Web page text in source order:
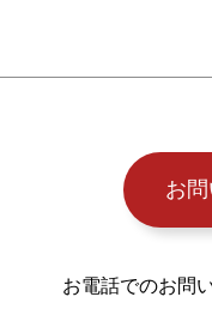
お
お電話でのお問